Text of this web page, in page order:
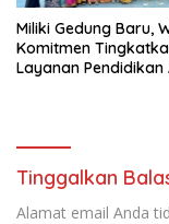
Miliki Gedung Baru,
Komitmen
Layanan Pendidikan
Tinggalkan
Alamat email Anda